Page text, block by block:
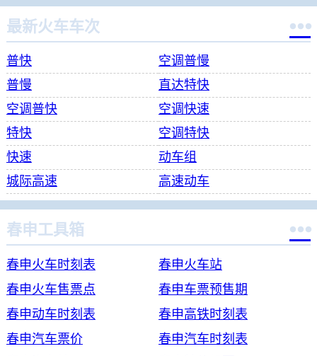
最新火车车次 
普快
空调普慢
普慢
直达特快
空调普快
空调快速
特快
空调特快
快速
动车组
城际高速
高速动车
春申工具箱 
春申火车时刻表
春申火车站
春申火车售票点
春申车票预售期
春申动车时刻表
春申高铁时刻表
春申汽车票价
春申汽车时刻表